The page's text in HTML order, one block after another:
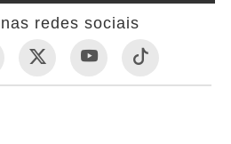
redes sociais